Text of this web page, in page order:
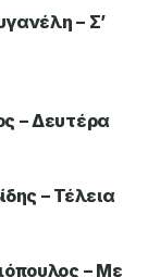
– Σ’
– Δευτέρα
– Τέλεια
– Με